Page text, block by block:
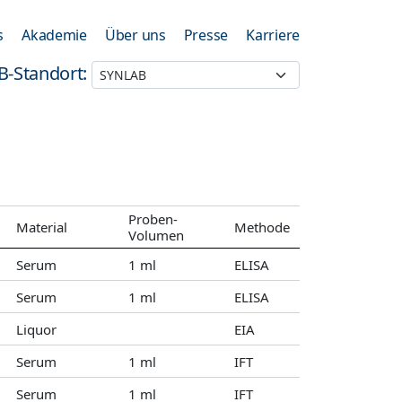
Akademie Über uns Presse Karriere
Standort:
Material
Proben-
Volumen
Methode
Serum 1 ml
ELISA
Serum
1 ml
ELISA
Liquor
EIA
Serum
1 ml
IFT
Serum
1 ml IFT